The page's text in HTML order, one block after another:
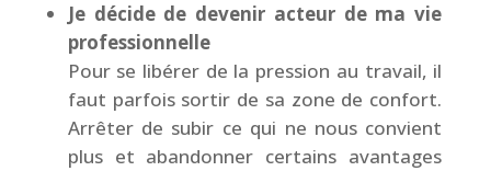
Je décide de devenir acteur de ma vie
professionnelle
Pour se libérer de la pression au travail, il
faut parfois sortir de sa zone de confort.
Arrêter de subir ce qui ne nous convient
plus et abandonner certains avantages